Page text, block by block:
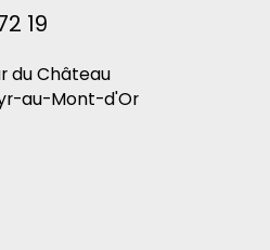
19
du Château
au-Mont-d'Or